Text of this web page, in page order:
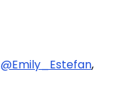
@Emily_Estefan,